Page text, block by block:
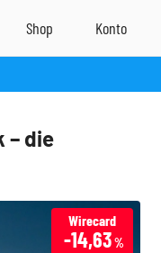
– die
Wirecard
-14,63%